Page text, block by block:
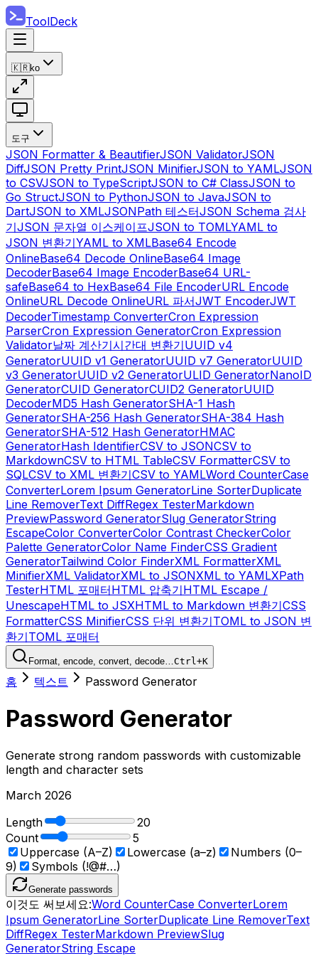
ToolDeck
🇰🇷ko
도구
JSON Formatter & BeautifierJSON ValidatorJSON
DiffJSON Pretty PrintJSON MinifierJSON to YAMLJSON
to CSVJSON to TypeScriptJSON to C# ClassJSON to
Go StructJSON to PythonJSON to JavaJSON to
DartJSON to XMLJSONPath 테스터JSON Schema 검사
기JSON 문자열 이스케이프JSON to TOMLYAML to
JSON 변환기YAML to XMLBase64 Encode
OnlineBase64 Decode OnlineBase64 Image
DecoderBase64 Image EncoderBase64 URL-
safeBase64 to HexBase64 File EncoderURL Encode
OnlineURL Decode OnlineURL 파서JWT EncoderJWT
DecoderTimestamp ConverterCron Expression
ParserCron Expression GeneratorCron Expression
Validator날짜 계산기시간대 변환기UUID v4
GeneratorUUID v1 GeneratorUUID v7 GeneratorUUID
v3 GeneratorUUID v2 GeneratorULID GeneratorNanoID
GeneratorCUID GeneratorCUID2 GeneratorUUID
DecoderMD5 Hash GeneratorSHA-1 Hash
GeneratorSHA-256 Hash GeneratorSHA-384 Hash
GeneratorSHA-512 Hash GeneratorHMAC
GeneratorHash IdentifierCSV to JSONCSV to
MarkdownCSV to HTML TableCSV FormatterCSV to
SQLCSV to XML 변환기CSV to YAMLWord CounterCase
ConverterLorem Ipsum GeneratorLine SorterDuplicate
Line RemoverText DiffRegex TesterMarkdown
PreviewPassword GeneratorSlug GeneratorString
EscapeColor ConverterColor Contrast CheckerColor
Palette GeneratorColor Name FinderCSS Gradient
GeneratorTailwind Color FinderXML FormatterXML
MinifierXML ValidatorXML to JSONXML to YAMLXPath
TesterHTML 포매터HTML 압축기HTML Escape /
UnescapeHTML to JSXHTML to Markdown 변환기CSS
FormatterCSS MinifierCSS 단위 변환기TOML to JSON 변
환기TOML 포매터
Format, encode, convert, decode…Ctrl+K
홈 텍스트 Password Generator
Password Generator
Generate strong random passwords with customizable
length and character sets
March 2026
Length
20
Count
5
Uppercase (A–Z)
Lowercase (a–z)
Numbers (0–
9)
Symbols (!@#…)
Generate passwords
이것도 써보세요:Word CounterCase ConverterLorem
Ipsum GeneratorLine SorterDuplicate Line RemoverText
DiffRegex TesterMarkdown PreviewSlug
GeneratorString Escape